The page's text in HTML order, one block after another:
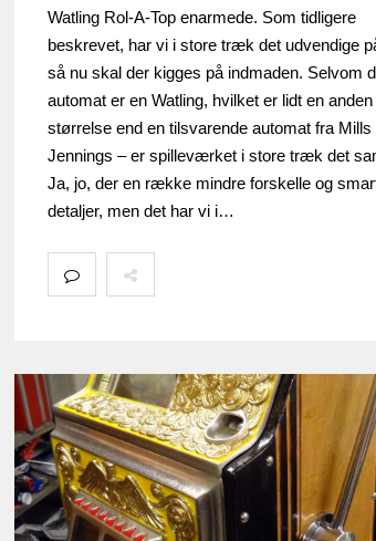
Watling Rol-A-Top enarmede. Som tidligere
beskrevet, har vi i store træk det udvendige
så nu skal der kigges på indmaden. Selvom
automat er en Watling, hvilket er lidt en anden
størrelse end en tilsvarende automat fra Mills
Jennings – er spilleværket i store træk det
Ja, jo, der en række mindre forskelle og
detaljer, men det har vi i…